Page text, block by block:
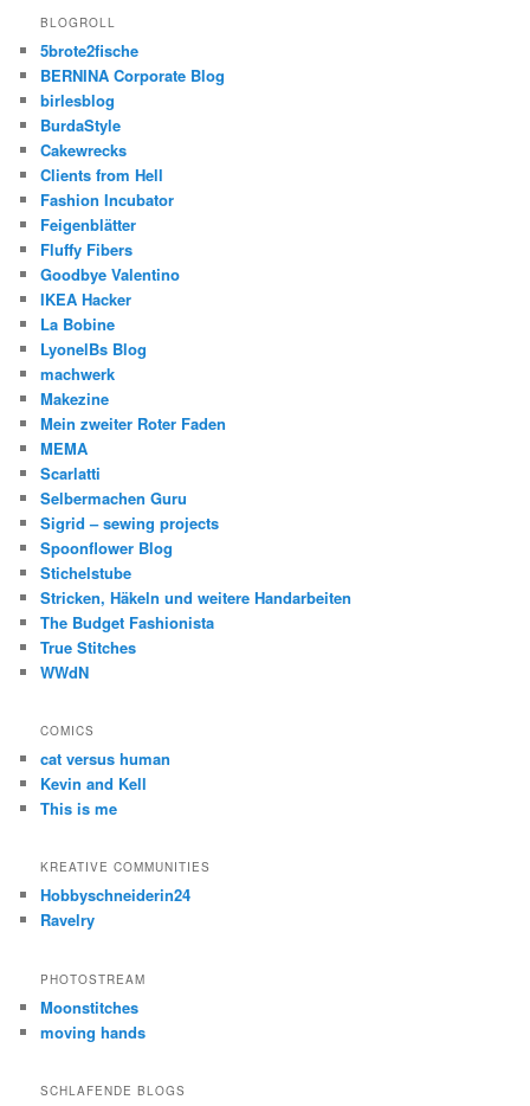
BLOGROLL
5brote2fische
BERNINA Corporate Blog
birlesblog
BurdaStyle
Cakewrecks
Clients from Hell
Fashion Incubator
Feigenblätter
Fluffy Fibers
Goodbye Valentino
IKEA Hacker
La Bobine
LyonelBs Blog
machwerk
Makezine
Mein zweiter Roter Faden
MEMA
Scarlatti
Selbermachen Guru
Sigrid – sewing projects
Spoonflower Blog
Stichelstube
Stricken, Häkeln und weitere Handarbeiten
The Budget Fashionista
True Stitches
WWdN
COMICS
cat versus human
Kevin and Kell
This is me
KREATIVE COMMUNITIES
Hobbyschneiderin24
Ravelry
PHOTOSTREAM
Moonstitches
moving hands
SCHLAFENDE BLOGS